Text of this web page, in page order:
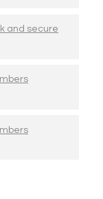
and secure